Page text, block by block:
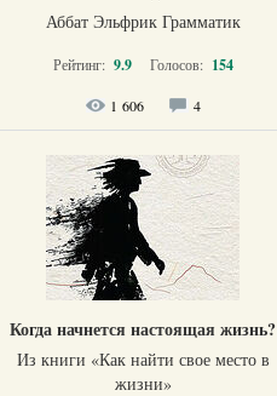
Аббат Эльфрик Грамматик
Рейтинг: 9.9 Голосов: 154
1 606 4
Когда начнется настоящая жизнь?
Из книги «Как найти свое место в
жизни​»